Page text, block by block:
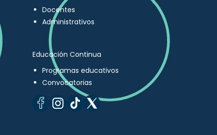
Docentes
Administrativos
Educación Continua
Programas educativos
Convocatorias